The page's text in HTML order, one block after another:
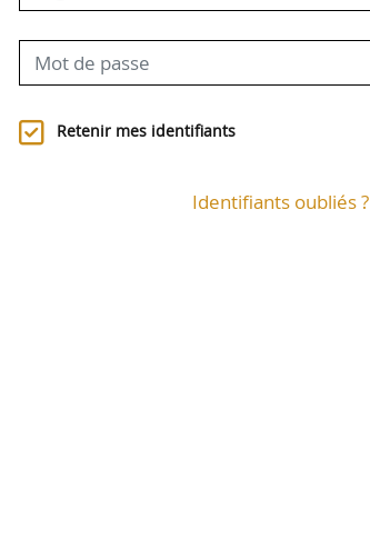
Retenir mes identifiants
Identifiants oubliés ?